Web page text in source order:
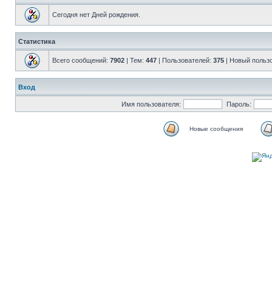
Сегодня нет Дней рождения.
Статистика
Всего сообщений: 7902 | Тем: 447 | Пользователей: 375 | Новый
Вход
Имя пользователя: Пароль:
Новые сообщения